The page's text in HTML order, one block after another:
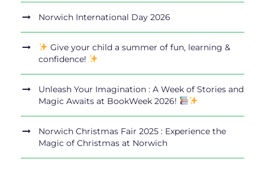
Norwich International Day 2026
Give your child a summer of fun, learning &
confidence!
Unleash Your Imagination : A Week of Stories and
Magic Awaits at BookWeek 2026!
Norwich Christmas Fair 2025 : Experience the
Magic of Christmas at Norwich